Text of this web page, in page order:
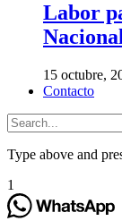
Labor
15 octubre,
Contacto
Type above and
1